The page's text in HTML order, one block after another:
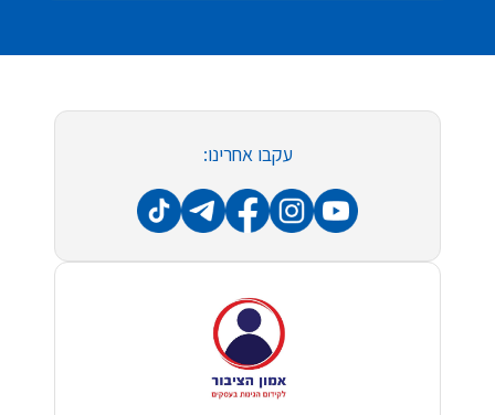
עקבו אחרינו: